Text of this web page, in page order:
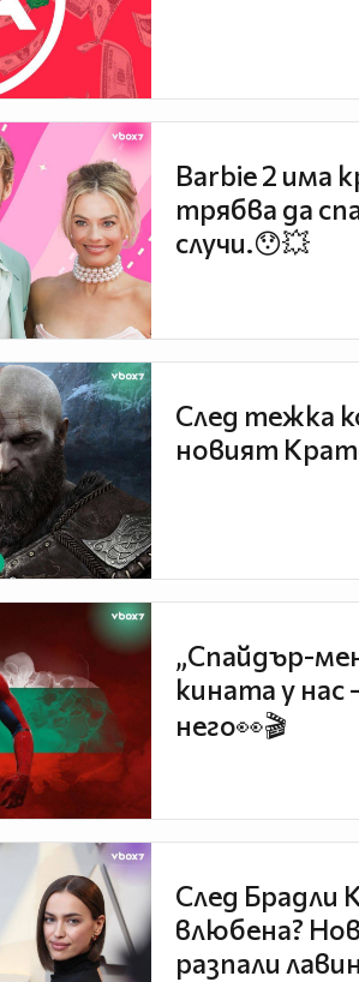
Barbie 2 има
трябва да
случи.😯💥
След тежка
новият
„Спайдър-
кината у нас
него👀🎬
След Брадли
влюбена?
разпали